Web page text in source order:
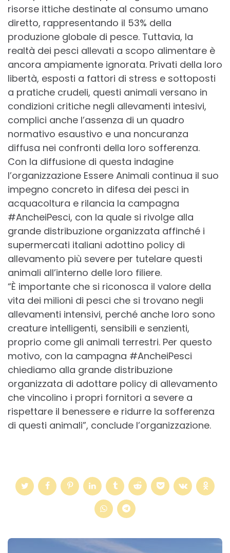
risorse ittiche destinate al consumo umano
diretto, rappresentando il 53% della
produzione globale di pesce. Tuttavia, la
realtà dei pesci allevati a scopo alimentare è
ancora ampiamente ignorata. Privati della loro
libertà, esposti a fattori di stress e sottoposti
a pratiche crudeli, questi animali versano in
condizioni critiche negli allevamenti intesivi,
complici anche l’assenza di un quadro
normativo esaustivo e una noncuranza
diffusa nei confronti della loro sofferenza.
Con la diffusione di questa indagine
l’organizzazione Essere Animali continua il suo
impegno concreto in difesa dei pesci in
acquacoltura e rilancia la campagna
#AncheiPesci, con la quale si rivolge alla
grande distribuzione organizzata affinché i
supermercati italiani adottino policy di
allevamento più severe per tutelare questi
animali all’interno delle loro filiere.
“È importante che si riconosca il valore della
vita dei milioni di pesci che si trovano negli
allevamenti intensivi, perché anche loro sono
creature intelligenti, sensibili e senzienti,
proprio come gli animali terrestri. Per questo
motivo, con la campagna #AncheiPesci
chiediamo alla grande distribuzione
organizzata di adottare policy di allevamento
che vincolino i propri fornitori a severe a
rispettare il benessere e ridurre la sofferenza
di questi animali”, conclude l’organizzazione.
Post